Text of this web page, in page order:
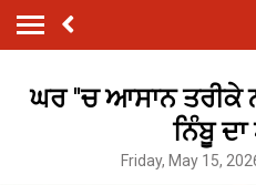
ਘਰ ''ਚ ਆਸਾਨ ਤਰੀਕੇ
ਨਿੰਬੂ
Friday, May 15,